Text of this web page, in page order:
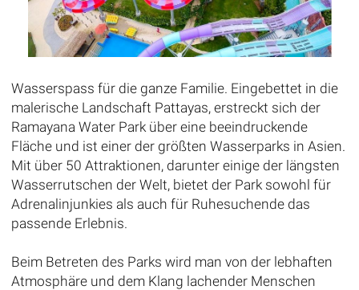
Wasserspass für die ganze Familie. Eingebettet in die
malerische Landschaft Pattayas, erstreckt sich der
Ramayana Water Park über eine beeindruckende
Fläche und ist einer der größten Wasserparks in Asien.
Mit über 50 Attraktionen, darunter einige der längsten
Wasserrutschen der Welt, bietet der Park sowohl für
Adrenalinjunkies als auch für Ruhesuchende das
passende Erlebnis.
Beim Betreten des Parks wird man von der lebhaften
Atmosphäre und dem Klang lachender Menschen